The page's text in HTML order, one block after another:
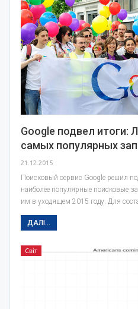
Google подвел итоги:
самых популярных
21.12.2015
Поисковый сервис Google решил
наиболее популярные поисковые
им в уходящем 2015 году. Для
ДАЛІ...
Світ